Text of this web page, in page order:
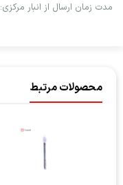
مدت زمان ارسال از انبار مرکزی: 3 الی 5 روز کاری
محصولات مرتبط